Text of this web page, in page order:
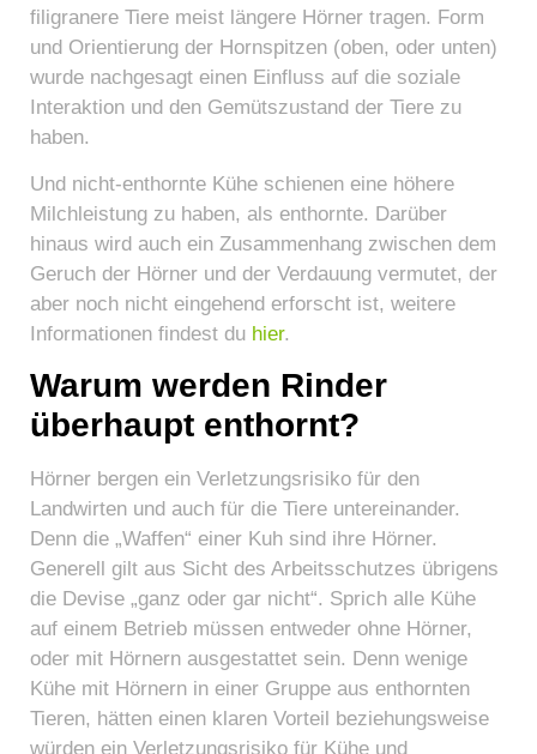
filigranere Tiere meist längere Hörner tragen. Form
und Orientierung der Hornspitzen (oben, oder unten)
wurde nachgesagt einen Einfluss auf die soziale
Interaktion und den Gemütszustand der Tiere zu
haben.
Und nicht-enthornte Kühe schienen eine höhere
Milchleistung zu haben, als enthornte. Darüber
hinaus wird auch ein Zusammenhang zwischen dem
Geruch der Hörner und der Verdauung vermutet, der
aber noch nicht eingehend erforscht ist, weitere
Informationen findest du hier.
Warum werden Rinder
überhaupt enthornt?
Hörner bergen ein Verletzungsrisiko für den
Landwirten und auch für die Tiere untereinander.
Denn die „Waffen“ einer Kuh sind ihre Hörner.
Generell gilt aus Sicht des Arbeitsschutzes übrigens
die Devise „ganz oder gar nicht“. Sprich alle Kühe
auf einem Betrieb müssen entweder ohne Hörner,
oder mit Hörnern ausgestattet sein. Denn wenige
Kühe mit Hörnern in einer Gruppe aus enthornten
Tieren, hätten einen klaren Vorteil beziehungsweise
würden ein Verletzungsrisiko für Kühe und